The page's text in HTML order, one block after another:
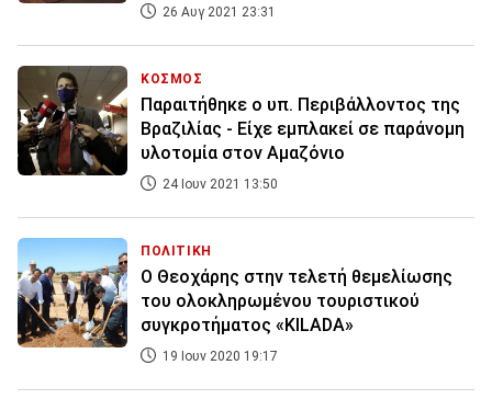
26 Αυγ 2021 23:31
ΚΟΣΜΟΣ
Παραιτήθηκε ο υπ. Περιβάλλοντος της
Βραζιλίας - Είχε εμπλακεί σε παράνομη
υλοτομία στον Αμαζόνιο
24 Ιουν 2021 13:50
ΠΟΛΙΤΙΚΗ
Ο Θεοχάρης στην τελετή θεμελίωσης
του ολοκληρωμένου τουριστικού
συγκροτήματος «KILADA»
19 Ιουν 2020 19:17